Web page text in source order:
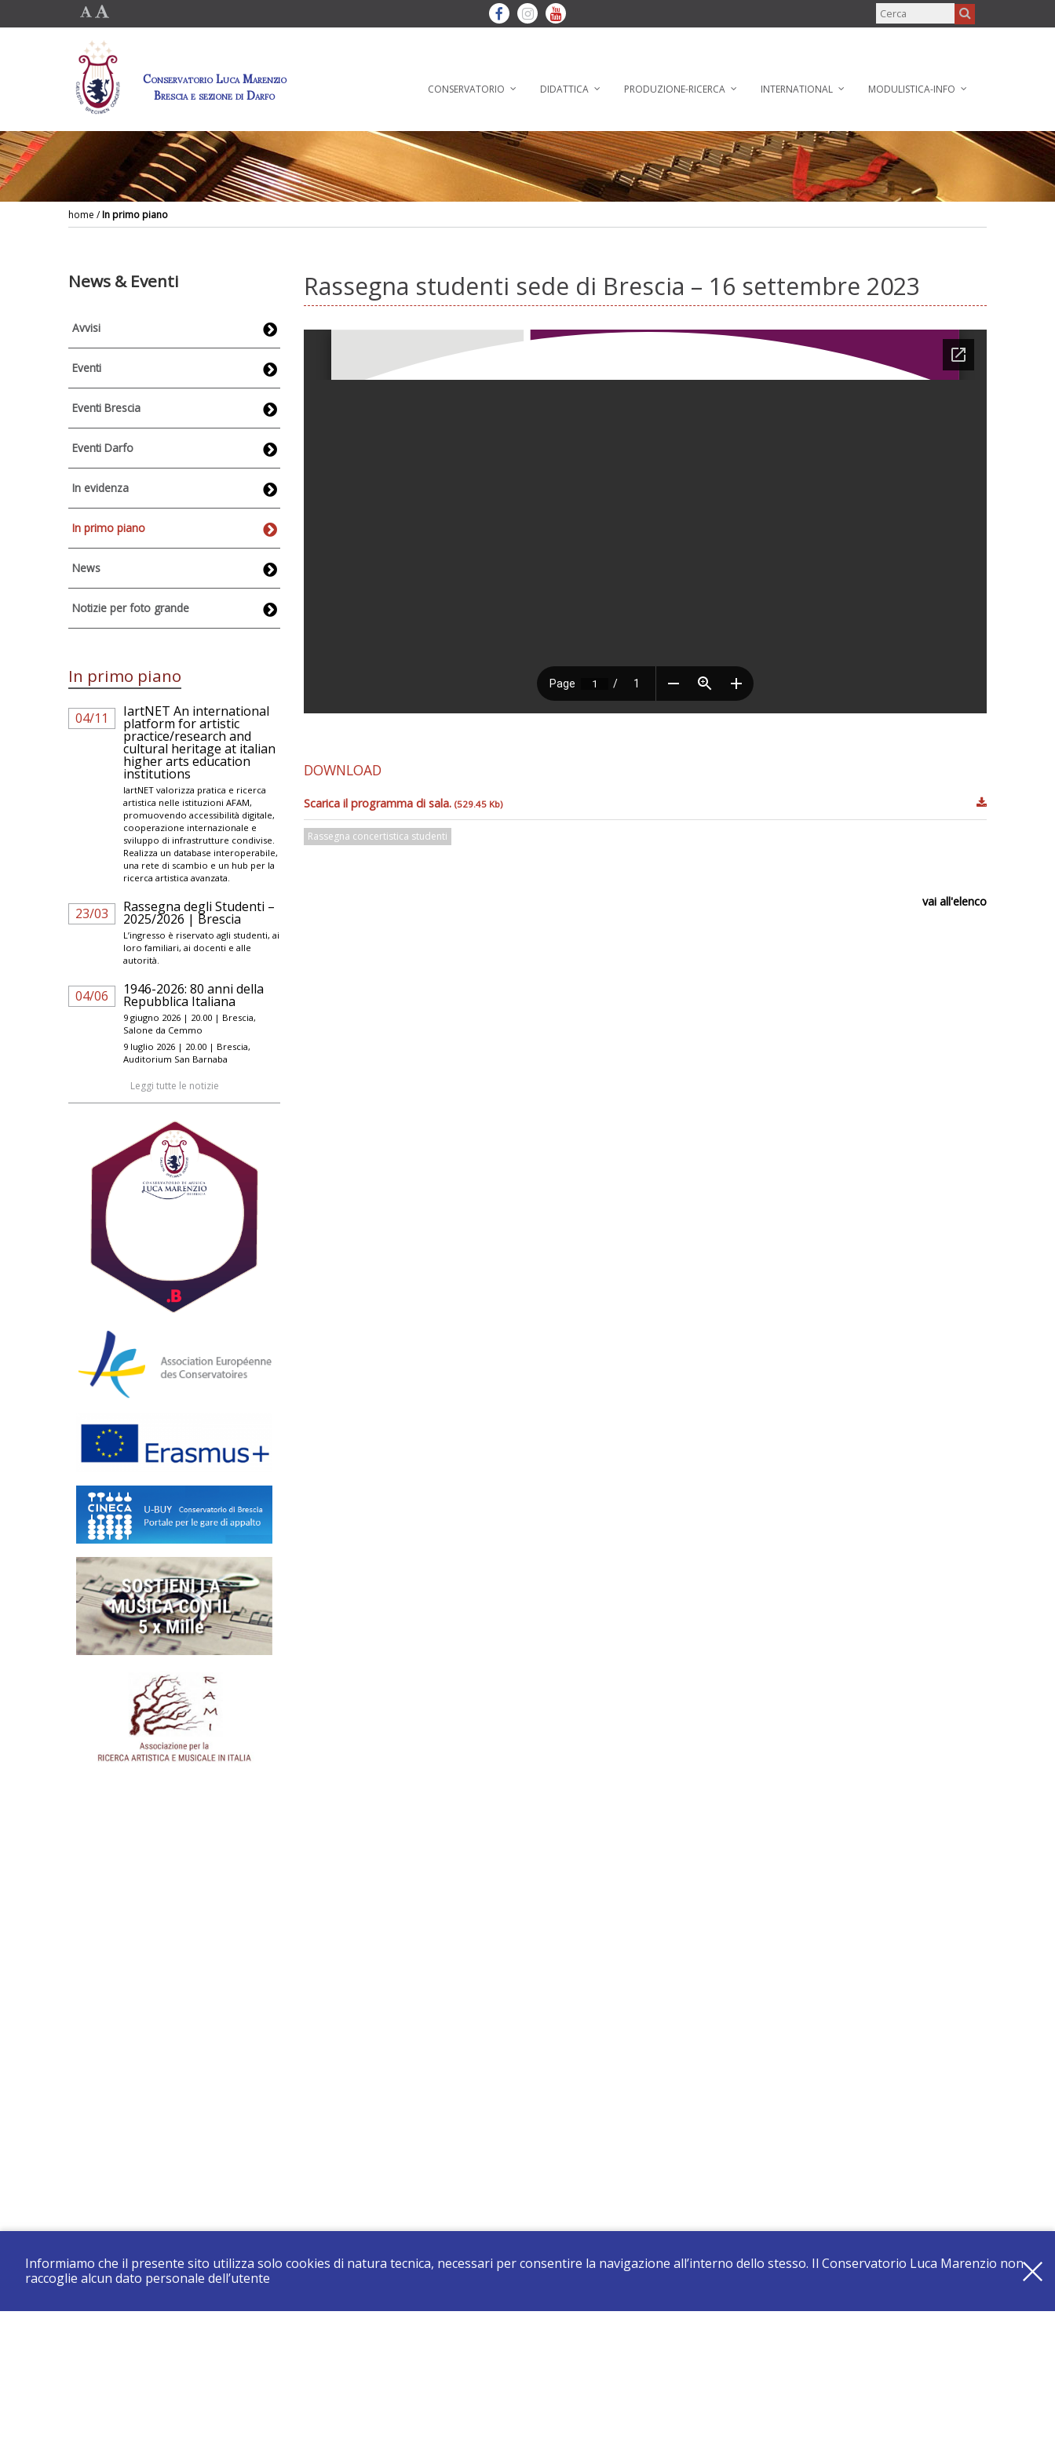
Conservatorio Luca Marenzio
Brescia e sezione di Darfo
CONSERVATORIO DIDATTICA PRODUZIONE-RICERCA INTERNATIONAL MODULISTICA-INFO
home /In primo piano
Rassegna studenti sede di Brescia – 16 settembre 2023
DOWNLOAD
Scarica il programma di sala. (529.45 Kb)
Rassegna concertistica studenti
vai all'elenco
News & Eventi
Avvisi
Eventi
Eventi Brescia
Eventi Darfo
In evidenza
In primo piano
News
Notizie per foto grande
In primo piano
04/11 IartNET An international
platform for artistic
practice/research and
cultural heritage at italian
higher arts education
institutions
IartNET valorizza pratica e ricerca
artistica nelle istituzioni AFAM,
promuovendo accessibilità digitale,
cooperazione internazionale e
sviluppo di infrastrutture condivise.
Realizza un database interoperabile,
una rete di scambio e un hub per la
ricerca artistica avanzata.
23/03 Rassegna degli Studenti –
2025/2026 | Brescia
L’ingresso è riservato agli studenti, ai
loro familiari, ai docenti e alle
autorità.
04/06 1946-2026: 80 anni della
Repubblica Italiana
9 giugno 2026 | 20.00 | Brescia,
Salone da Cemmo
9 luglio 2026 | 20.00 | Brescia,
Auditorium San Barnaba
Leggi tutte le notizie
Informiamo che il presente sito utilizza solo cookies di natura tecnica, necessari per consentire la navigazione all’interno dello stesso. Il Conservatorio Luca Marenzio non
raccoglie alcun dato personale dell’utente